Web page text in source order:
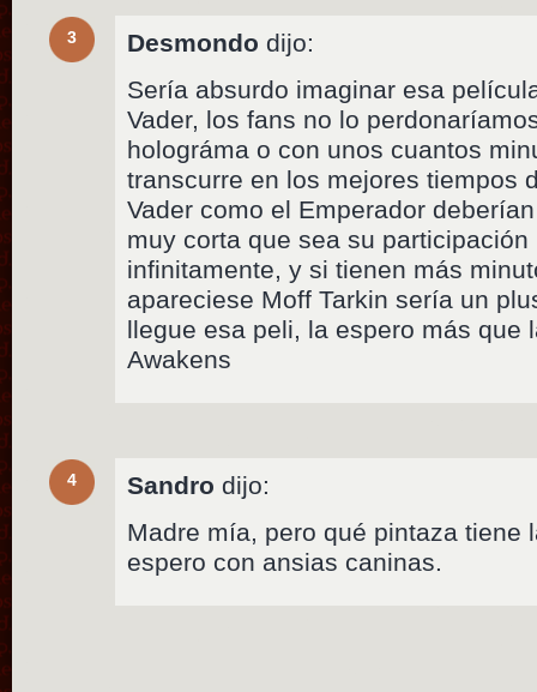
3 Desmondo dijo:
Sería absurdo imaginar esa
Vader, los fans no lo
holográma o con unos cuantos
transcurre en los mejores tiempos
Vader como el Emperador
muy corta que sea su
infinitamente, y si tienen más
apareciese Moff Tarkin sería un
llegue esa peli, la espero más que
Awakens
4 Sandro dijo:
Madre mía, pero qué pintaza
espero con ansias caninas.